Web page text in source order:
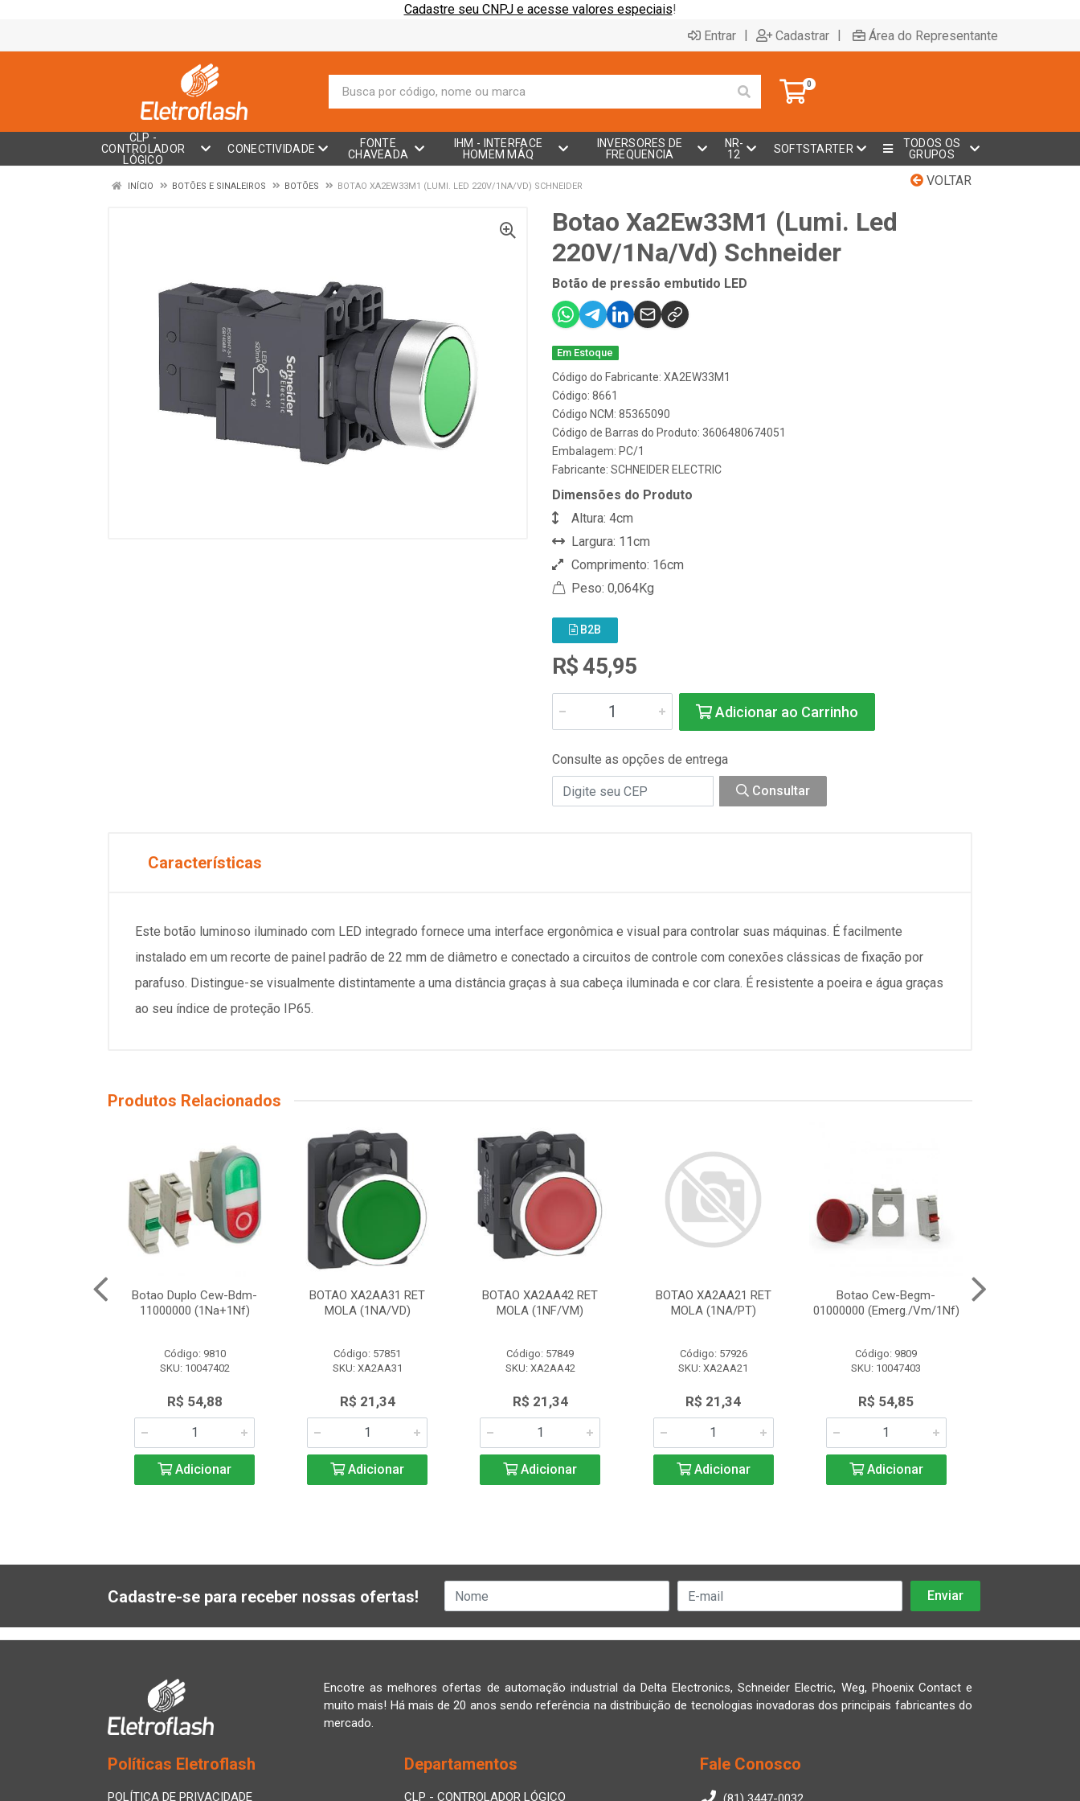
Cadastre seu CNPJ e acesse valores especiais!
Entrar | Cadastrar | Área do Representante
0
CLP -
CONTROLADOR
LÓGICO
CONECTIVIDADE
FONTE
CHAVEADA
IHM - INTERFACE
HOMEM MÁQ
INVERSORES DE
FREQUENCIA
NR-
12
SOFTSTARTER
TODOS OS
GRUPOS
VOLTAR
INÍCIO BOTÕES E SINALEIROS BOTÕES BOTAO XA2EW33M1 (LUMI. LED 220V/1NA/VD) SCHNEIDER
Botao Xa2Ew33M1 (Lumi. Led
220V/1Na/Vd) Schneider
Botão de pressão embutido LED
Em Estoque
Código do Fabricante: XA2EW33M1
Código: 8661
Código NCM: 85365090
Código de Barras do Produto: 3606480674051
Embalagem: PC/1
Fabricante: SCHNEIDER ELECTRIC
Dimensões do Produto
Altura: 4cm
Largura: 11cm
Comprimento: 16cm
Peso: 0,064Kg
B2B
R$ 45,95
Adicionar ao Carrinho
Consulte as opções de entrega
Consultar
Características
Este botão luminoso iluminado com LED integrado fornece uma interface ergonômica e visual para controlar suas máquinas. É facilmente
instalado em um recorte de painel padrão de 22 mm de diâmetro e conectado a circuitos de controle com conexões clássicas de fixação por
parafuso. Distingue-se visualmente distintamente a uma distância graças à sua cabeça iluminada e cor clara. É resistente a poeira e água graças
ao seu índice de proteção IP65.
Produtos Relacionados
Botao Duplo Cew-Bdm-
11000000 (1Na+1Nf)
Código: 9810
SKU: 10047402
R$ 54,88
Adicionar
BOTAO XA2AA31 RET
MOLA (1NA/VD)
Código: 57851
SKU: XA2AA31
R$ 21,34
Adicionar
BOTAO XA2AA42 RET
MOLA (1NF/VM)
Código: 57849
SKU: XA2AA42
R$ 21,34
Adicionar
BOTAO XA2AA21 RET
MOLA (1NA/PT)
Código: 57926
SKU: XA2AA21
R$ 21,34
Adicionar
Botao Cew-Begm-
01000000 (Emerg./Vm/1Nf)
Código: 9809
SKU: 10047403
R$ 54,85
Adicionar
Cadastre-se para receber nossas ofertas!
Encotre as melhores ofertas de automação industrial da Delta Electronics, Schneider Electric, Weg, Phoenix Contact e
muito mais! Há mais de 20 anos sendo referência na distribuição de tecnologias inovadoras dos principais fabricantes do
mercado.
Políticas Eletroflash
POLÍTICA DE PRIVACIDADE
Departamentos
CLP - CONTROLADOR LÓGICO
Fale Conosco